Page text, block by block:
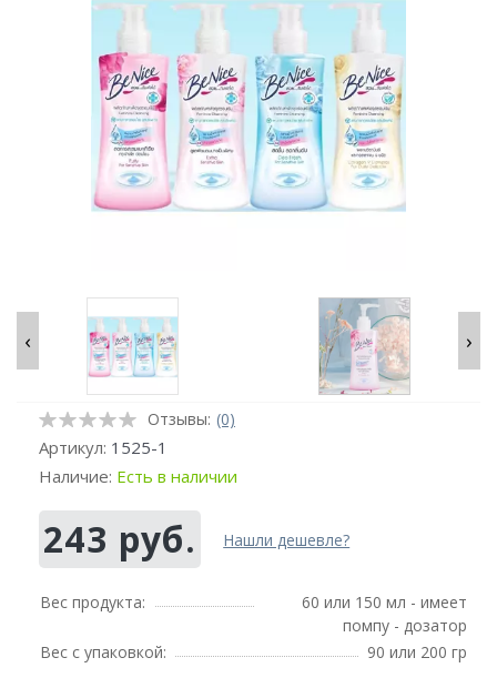
‹ ›
Отзывы: (0)
Артикул: 1525-1
Наличие: Есть в наличии
243 руб. Нашли дешевле?
Вес продукта:
60 или 150 мл - имеет
помпу - дозатор
Вес с упаковкой:
90 или 200 гр